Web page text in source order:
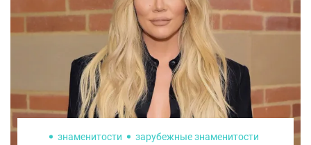
знаменитости
зарубежные знаменитости